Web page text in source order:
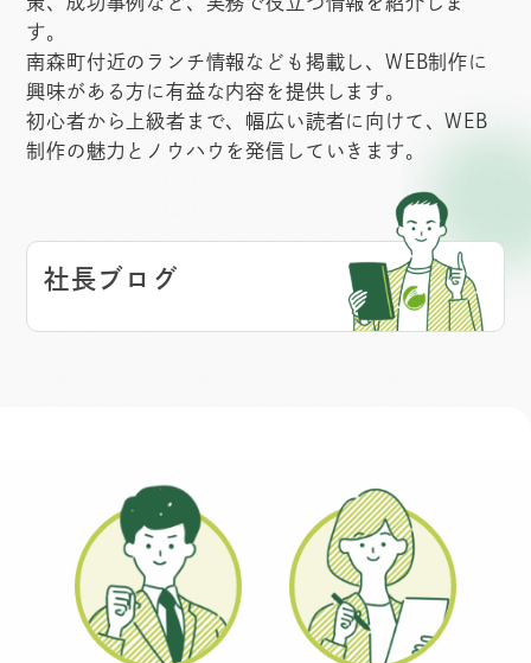
す。
南森町付近のランチ情報なども掲載し、WEB制作に
興味がある方に有益な内容を提供します。
初心者から上級者まで、幅広い読者に向けて、WEB
制作の魅力とノウハウを発信していきます。
社長ブログ